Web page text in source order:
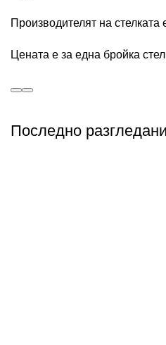
Производителят на стелката
Цената е за една бройка
Последно разгледани